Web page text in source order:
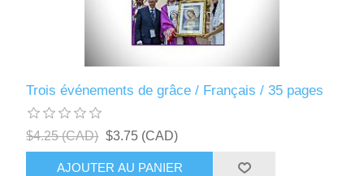
Trois événements de grâce / Français / 35 pages
$4.25 (CAD) $3.75 (CAD)
AJOUTER AU PANIER